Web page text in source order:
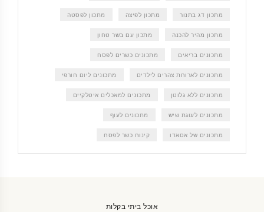
מתכון דג בתנור מתכון לפיצה מתכון לפסטה
מתכון מהיר להכנה מתכון עם בשר טחון
מתכונים בריאים מתכונים כשרים לפסח
מתכונים לארוחת צהרים לילדים מתכונים ליום חורפי
מתכונים ללא גלוטן מתכונים למאכלים איטלקיים
מתכונים לעוגת שיש מתכונים לעוף
מתכונים של אסאדו קינוח כשר לפסח
אוכל ביתי בקלות